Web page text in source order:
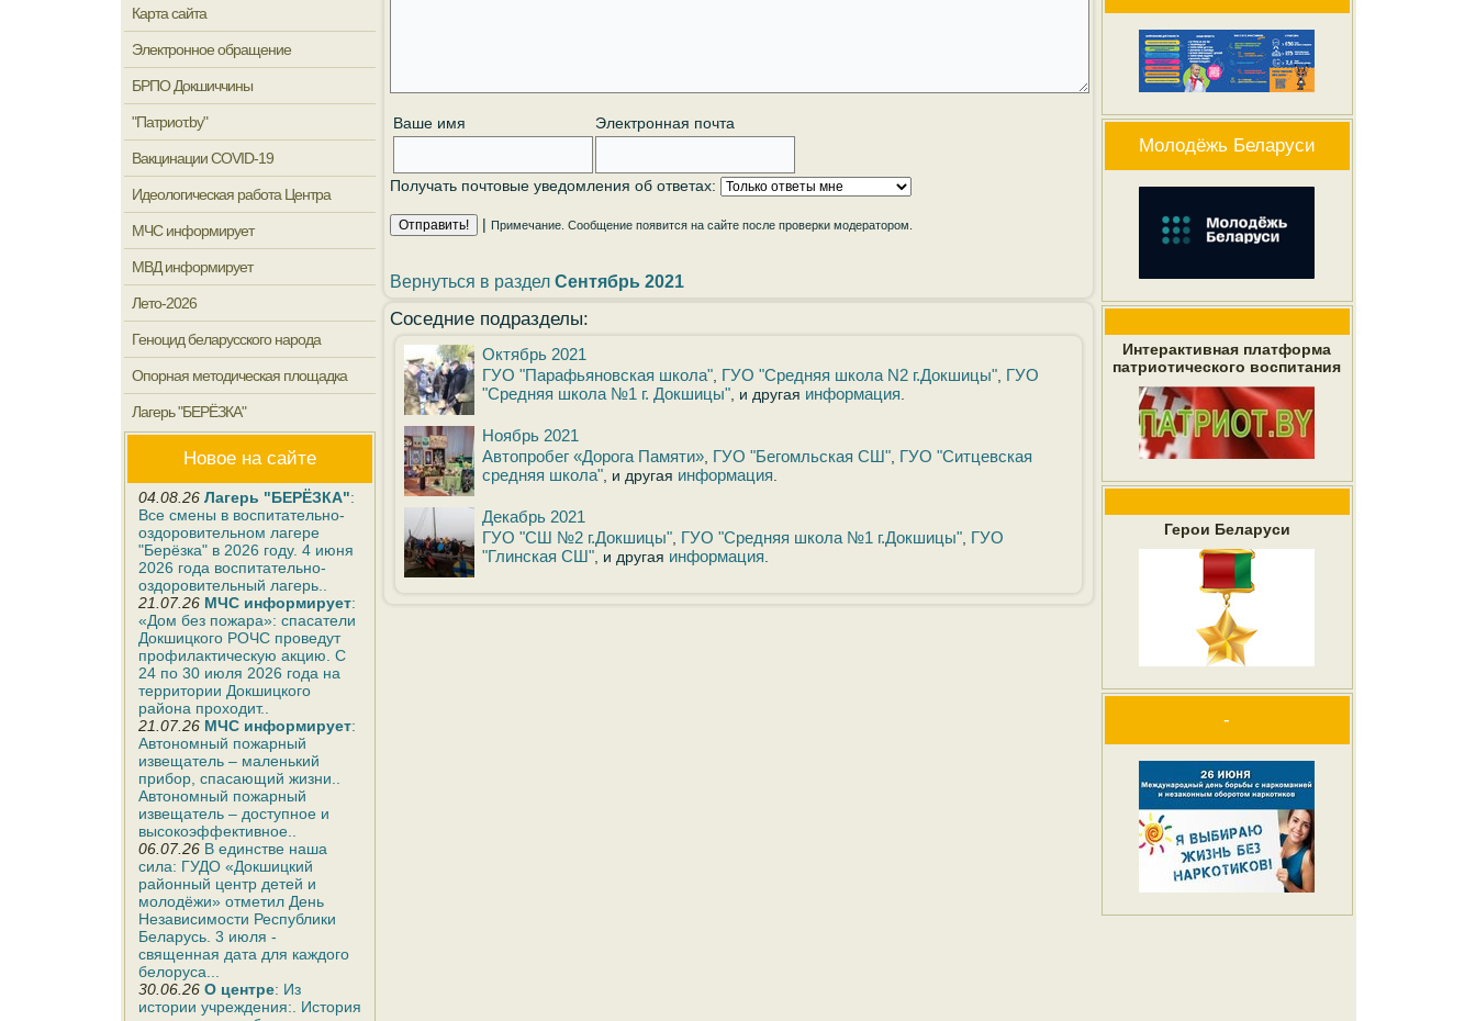
Карта сайта
Электронное обращение
БРПО Докшиччины
"Патриот.by"
Вакцинации COVID-19
Идеологическая работа Центра
МЧС информирует
МВД информирует
Лето-2026
Геноцид беларусского народа
Опорная методическая площадка
Лагерь "БЕРЁЗКА"
Новое на сайте
04.08.26 Лагерь "БЕРЁЗКА":
Все смены в воспитательно-
оздоровительном лагере
"Берёзка" в 2026 году. 4 июня
2026 года воспитательно-
оздоровительный лагерь..
21.07.26 МЧС информирует:
«Дом без пожара»: спасатели
Докшицкого РОЧС проведут
профилактическую акцию. С
24 по 30 июля 2026 года на
территории Докшицкого
района проходит..
21.07.26 МЧС информирует:
Автономный пожарный
извещатель – маленький
прибор, спасающий жизни..
Автономный пожарный
извещатель – доступное и
высокоэффективное..
06.07.26 В единстве наша
сила: ГУДО «Докшицкий
районный центр детей и
молодёжи» отметил День
Независимости Республики
Беларусь. 3 июля -
священная дата для каждого
белоруса...
30.06.26 О центре: Из
истории учреждения:. История
Ваше имя Электронная почта
Получать почтовые уведомления об ответах:
| Примечание. Сообщение появится на сайте после проверки модератором.
Вернуться в раздел Сентябрь 2021
Соседние подразделы:
Октябрь 2021
ГУО "Парафьяновская школа", ГУО "Средняя школа N2 г.Докшицы", ГУО
"Средняя школа №1 г. Докшицы", и другая информация.
Ноябрь 2021
Автопробег «Дорога Памяти», ГУО "Бегомльская СШ", ГУО "Ситцевская
средняя школа", и другая информация.
Декабрь 2021
ГУО "СШ №2 г.Докшицы", ГУО "Средняя школа №1 г.Докшицы", ГУО
"Глинская СШ", и другая информация.
Молодёжь Беларуси
Интерактивная платформа
патриотического воспитания
Герои Беларуси
-